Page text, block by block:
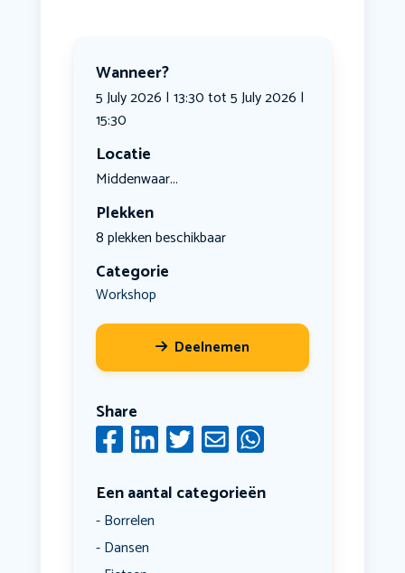
Wanneer?
5 July 2026 | 13:30 tot 5 July 2026 |
15:30
Locatie
Middenwaar...
Plekken
8 plekken beschikbaar
Categorie
Workshop
Deelnemen
Share
Een aantal categorieën
Borrelen
Dansen